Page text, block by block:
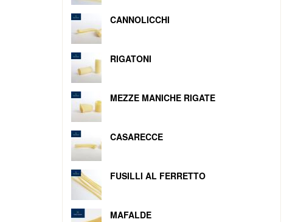
CANNOLICCHI
RIGATONI
MEZZE MANICHE RIGATE
CASARECCE
FUSILLI AL FERRETTO
MAFALDE